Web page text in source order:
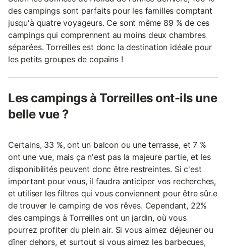
des campings sont parfaits pour les familles comptant
jusqu'à quatre voyageurs. Ce sont même 89 % de ces
campings qui comprennent au moins deux chambres
séparées. Torreilles est donc la destination idéale pour
les petits groupes de copains !
Les campings à Torreilles ont-ils une
belle vue ?
Certains, 33 %, ont un balcon ou une terrasse, et 7 %
ont une vue, mais ça n'est pas la majeure partie, et les
disponibilités peuvent donc être restreintes. Si c'est
important pour vous, il faudra anticiper vos recherches,
et utiliser les filtres qui vous conviennent pour être sûr.e
de trouver le camping de vos rêves. Cependant, 22%
des campings à Torreilles ont un jardin, où vous
pourrez profiter du plein air. Si vous aimez déjeuner ou
dîner dehors, et surtout si vous aimez les barbecues,